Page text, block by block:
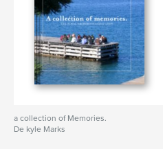
a collection of Memories.
De kyle Marks